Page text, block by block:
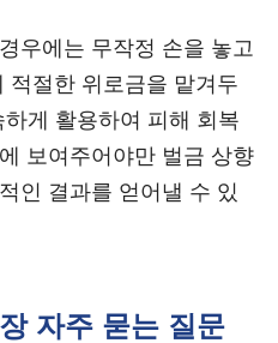
우에는 무작정 손을 놓고
적절한 위로금을 맡겨두
게 활용하여 피해 회복
보여주어야만 벌금 상향
인 결과를 얻어낼 수 있
자주 묻는 질문